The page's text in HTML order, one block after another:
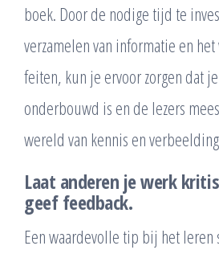
boek. Door de nodige tijd te
verzamelen van informatie en
feiten, kun je ervoor zorgen dat
onderbouwd is en de lezers
wereld van kennis en
Laat anderen je werk
geef feedback.
Een waardevolle tip bij het leren